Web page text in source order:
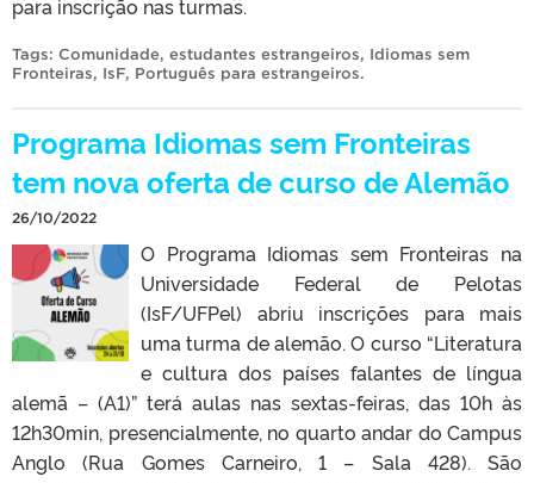
para inscrição nas turmas.
Tags: Comunidade, estudantes estrangeiros, Idiomas sem
Fronteiras, IsF, Português para estrangeiros.
Programa Idiomas sem Fronteiras
tem nova oferta de curso de Alemão
26/10/2022
O Programa Idiomas sem Fronteiras na
Universidade Federal de Pelotas
(IsF/UFPel) abriu inscrições para mais
uma turma de alemão. O curso “Literatura
e cultura dos países falantes de língua
alemã – (A1)” terá aulas nas sextas-feiras, das 10h às
12h30min, presencialmente, no quarto andar do Campus
Anglo (Rua Gomes Carneiro, 1 – Sala 428). São